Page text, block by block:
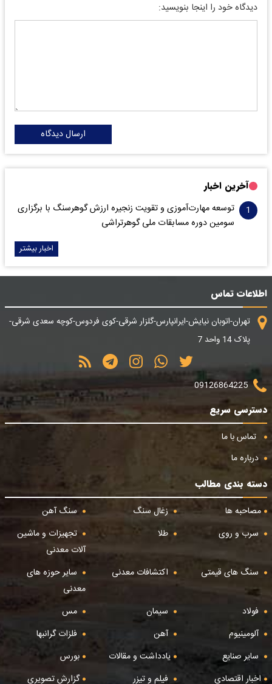
دیدگاه خود را اینجا بنویسید:
ارسال دیدگاه
آخرین اخبار
توسعه مهارت‌آموزی و تقویت زنجیره ارزش گوهرسنگ با برگزاری
سومین دوره مسابقات ملی گوهرتراشی
اخبار بیشتر
اطلاعات تماس
تهران-اتوبان نیایش-ایرانپارس-گلزار شرقی-کوی فردوس-کوچه سعدی شرقی-
پلاک 14 واحد 7
09126864225
دسترسی سریع
تماس با ما
درباره ما
دسته بندی مطالب
مصاحبه ها
زغال سنگ
سنگ آهن
سرب و روی
طلا
تجهیزات و ماشین
آلات معدنی
سنگ های قیمتی
اکتشافات معدنی
سایر حوزه های
معدنی
فولاد
سیمان
مس
آلومینیوم
آهن
فلزات گرانبها
سایر صنایع
یادداشت و مقالات
بورس
اخبار اقتصادی
فیلم و تیزر گزارش تصویری